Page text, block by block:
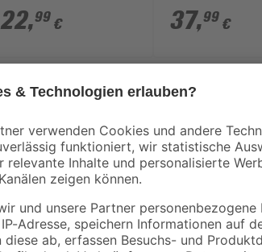
Hochplanen Ø 6 mm x
4,5 m/Ø 6 mm x 1,5 m
22,99 € 37,99 €
Entspanne auf dem
außergewöhnlicher
Die Abmessungen sind:
Tragfähigkeit von 110 kg.
Obermaterial ist aus
Unterkonstruktion aus
Eleganz und erhöht seine
verwandle deine Terrasse